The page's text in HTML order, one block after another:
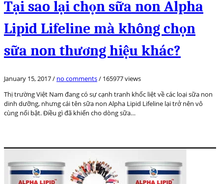
Tại sao lại chọn sữa non Alpha
Lipid Lifeline mà không chọn
sữa non thương hiệu khác?
January 15, 2017/ no comments/ 165977 views
Thị trường Việt Nam đang có sự cạnh tranh khốc liệt về các loại sữa non
dinh dưỡng, nhưng cái tên sữa non Alpha Lipid Lifeline lại trở nên vô
cùng nổi bật. Điều gì đã khiến cho dòng sữa…